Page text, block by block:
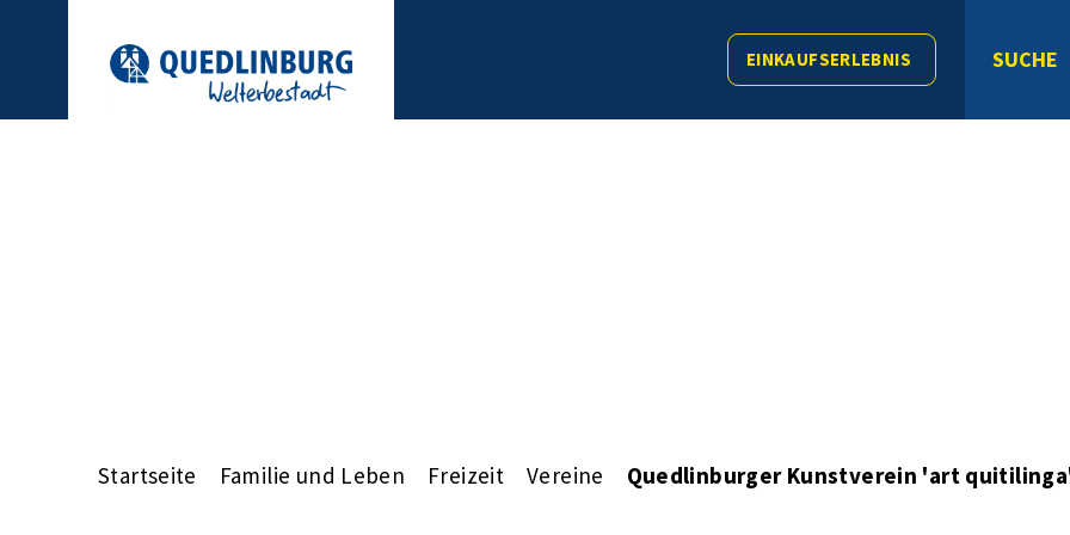
EINKAUFSERLEBNIS SUCHE
Startseite Familie und Leben Freizeit Vereine Quedlinburger Kunstverein 'art